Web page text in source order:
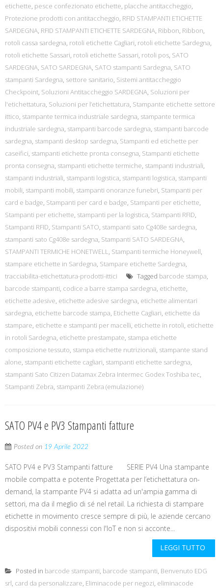
etichette, pesce confezionato etichette, placche antitaccheggio,
Protezione prodotti con antitaccheggio, RFID STAMPANTI ETICHETTE
SARDEGNA, RFID STAMPANTI ETICHETTE SARDEGNA, Ribbon, Ribbon,
rotoli cassa sardegna, rotoli etichette Cagliari, rotoli etichette Sardegna,
rotoli etichette Sassari, rotoli etichette Sassari, rotoli pos, SATO
SARDEGNA, SATO SARDEGNA, SATO stampanti Sardegna, SATO
stampanti Sardegna, settore sanitario, Sistemi antitaccheggio
Checkpoint, Soluzioni Antitaccheggio SARDEGNA, Soluzioni per
l'etichettatura, Soluzioni per l’etichettatura, Stampante etichette settore
ittico, stampante termica industriale sardegna, stampante termica
industriale sardegna, stampanti barcode sardegna, stampanti barcode
sardegna, stampanti desktop sardegna, Stampanti ed etichette per
caseifici, stampanti etichette pronta consegna, Stampanti etichette
pronta consegna, stampanti etichette termiche, stampanti industriali,
stampanti industriali, stampanti logistica, stampanti logistica, stampanti
mobili, stampanti mobili, stampanti onoranze funebri, Stampanti per
card e badge, Stampanti per card e badge, Stampanti per etichette,
Stampanti per etichette, stampanti per la logistica, Stampanti RFID,
Stampanti RFID, Stampanti SATO, stampanti sato Cg408e sardegna,
stampanti sato Cg408e sardegna, Stampanti SATO SARDEGNA,
STAMPANTI TERMICHE HONETWELL, Stampanti termiche Honeywell,
stampare etichette in Sardegna, Stampare etichette Sardegna,
tracciabilita-etichettatura-prodotti-ittici
Tagged barcode stampa,
barcode stampanti, codice a barre stampa sardegna, etichette,
etichette adesive, etichette adesive sardegna, etichette alimentari
sardegna, etichette barcode stampa, Etichette Cagliari, etichette da
stampare, etichette e stampanti per macelli, etichette in rotoli, etichette
in rotoli Sardegna, etichette prestampate, stampa etichette
composizione tessuto, stampa etichette nutrizionali, stampante stand
alone, stampanti etichette cagliari, stampanti etichette sardegna,
stampanti Sato Citizen Datamax Zebra Intermec Godex Toshiba tec,
Stampanti Zebra, stampanti Zebra (emulazione)
SATO PV4 e PV3 Stampanti fatture
Posted on 19 Aprile 2022
SATO PV4 e PV3 Stampanti fatture SERIE PV4 Una stampante
mobile compatta e potente Progettata per l’etichettatura on-
demand, la stampante PV4 si adatta ad un'ampia gamma di
settori, ma da il meglio di sé nel retail. La richiesta di stampare
etichette in movimento cresce sempre di più, le aziende cercano
dispositivi mobili connessi con l'IoT e non si acconte...
LEGGI TUTTO
Posted in barcode stampanti, barcode stampanti, Benvenuto EDG
srl, card da personalizzare, Eliminacode per negozi, eliminacode